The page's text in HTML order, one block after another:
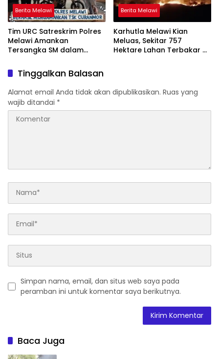
Berita Melawi
Tim URC Satreskrim Polres
Melawi Amankan
Tersangka SM dalam
Paal
Berita Melawi
Karhutla Melawi Kian
Meluas, Sekitar 757
Hektare Lahan Terbakar di
Tinggalkan Balasan
Alamat email Anda tidak akan dipublikasikan. Ruas yang
wajib ditandai *
Simpan nama, email, dan situs web saya pada
peramban ini untuk komentar saya berikutnya.
Baca Juga